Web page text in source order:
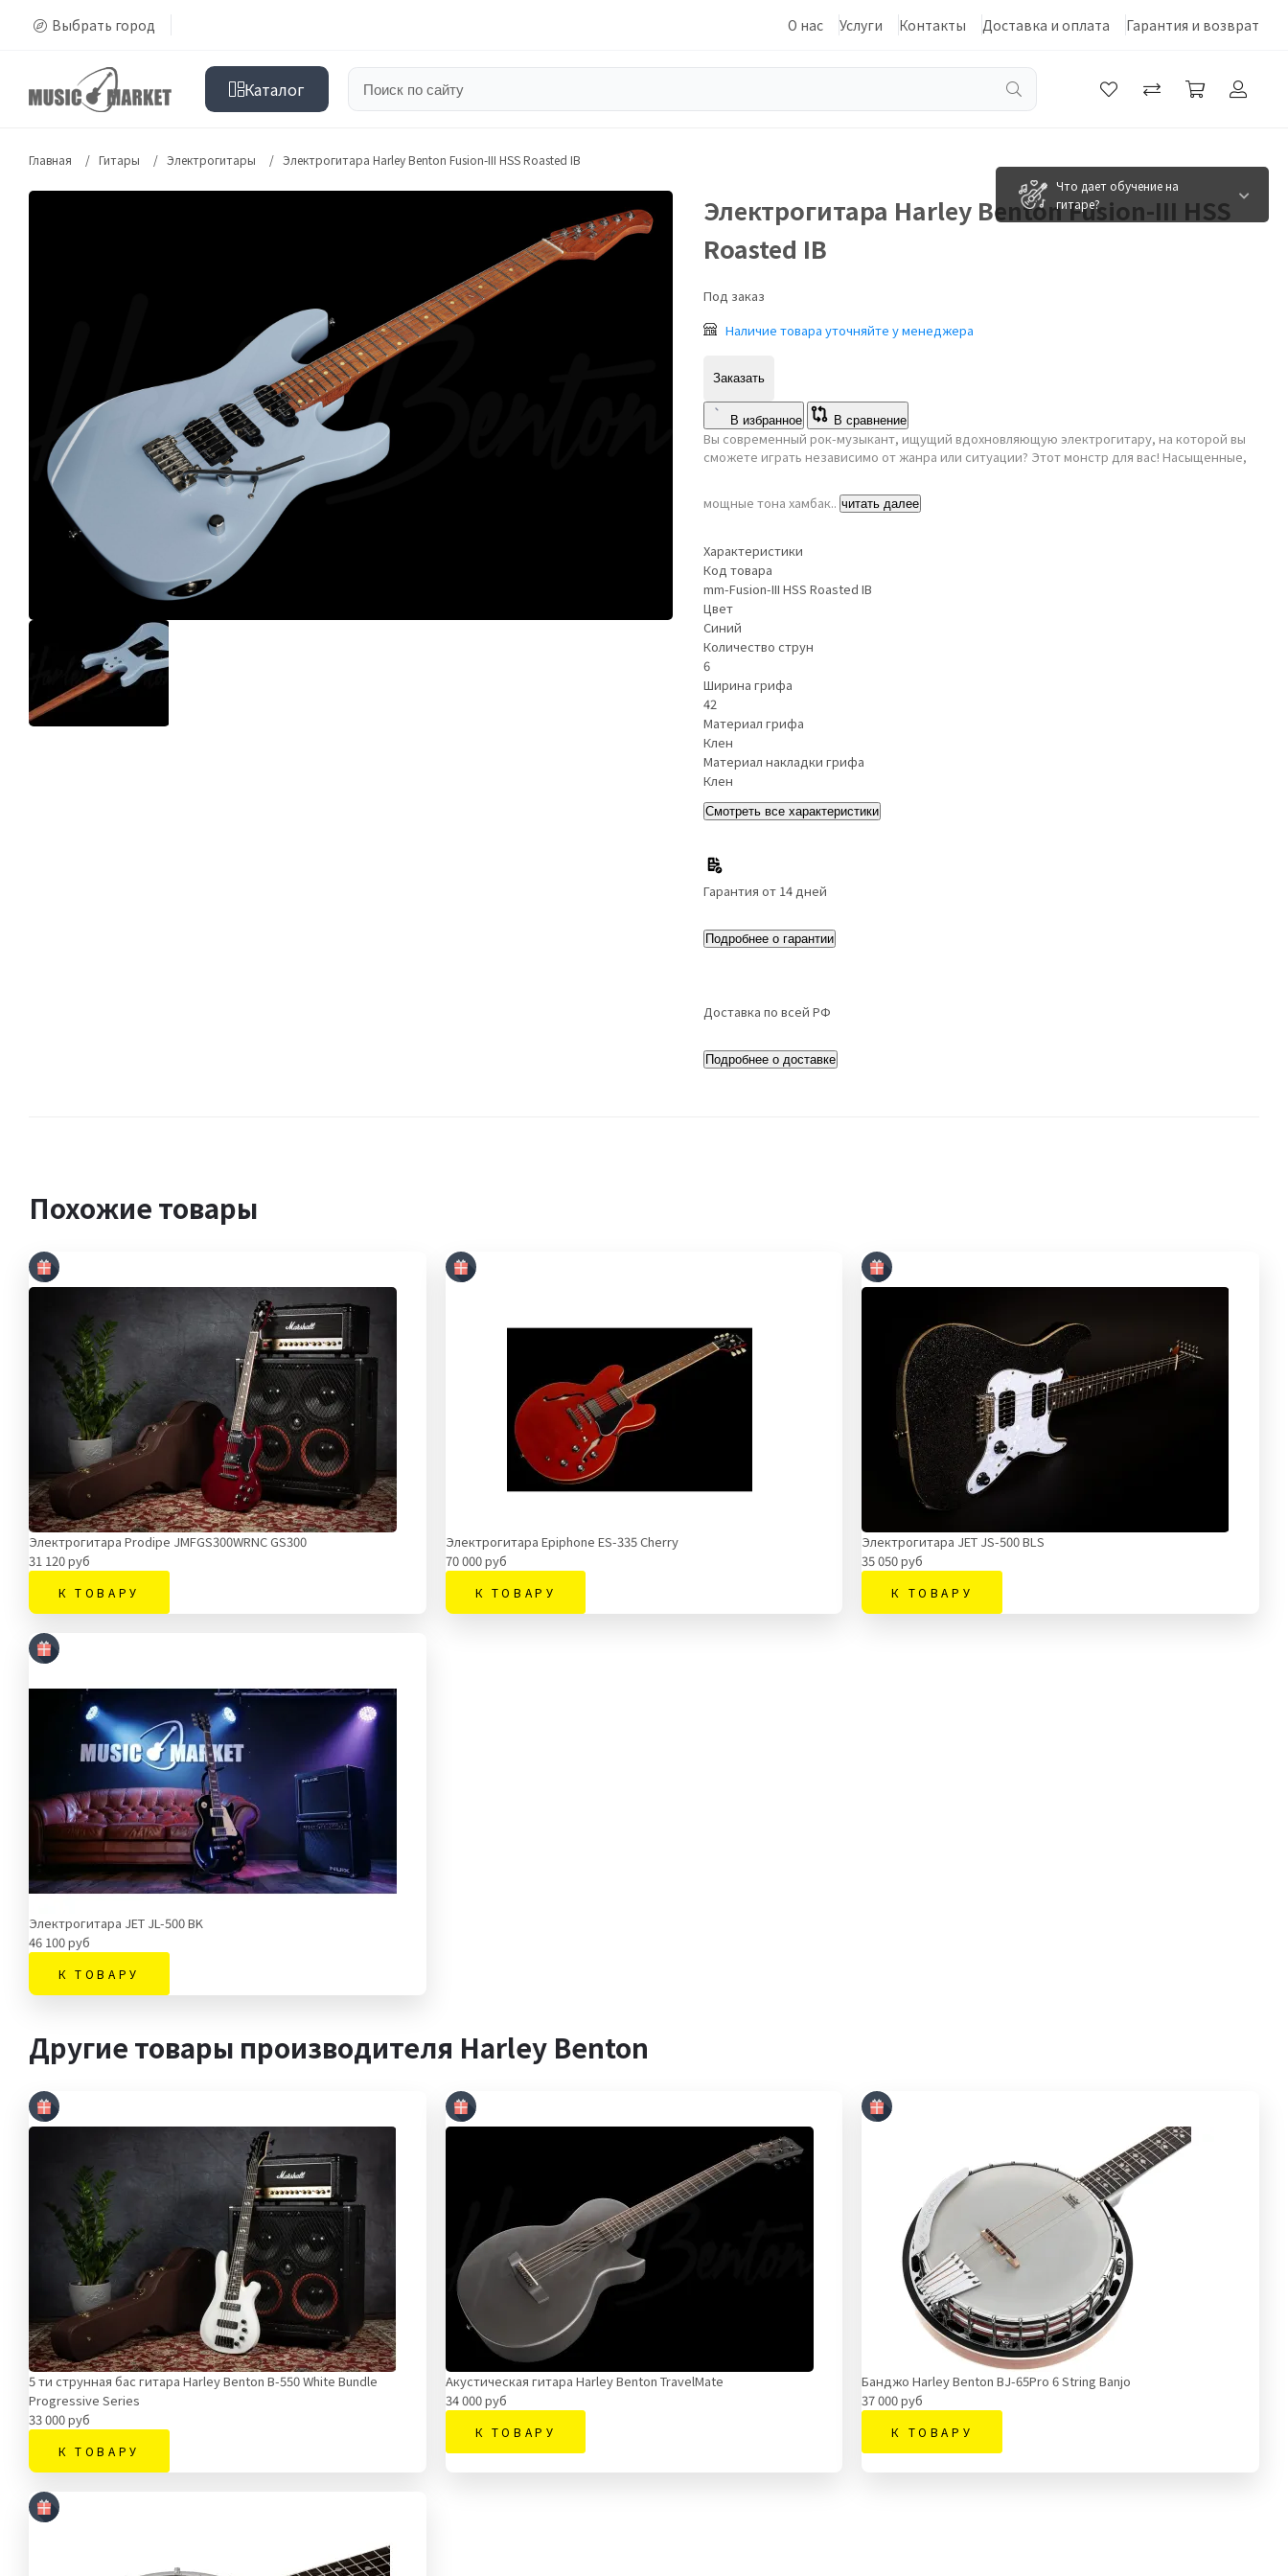
Выбрать город О нас Услуги Контакты Доставка и оплата Гарантия и возврат
Каталог
Главная Гитары Электрогитары
Электрогитара Harley Benton Fusion-III HSS Roasted IB
Что дает обучение на
гитаре?
Электрогитара Harley Benton Fusion-III HSS
Roasted IB
Под заказ
Наличие товара уточняйте у менеджера
Заказать
В избранное В сравнение
Вы современный рок-музыкант, ищущий вдохновляющую электрогитару, на которой вы
сможете играть независимо от жанра или ситуации? Этот монстр для вас! Насыщенные,
мощные тона хамбак.. читать далее
Характеристики
Код товара
mm-Fusion-III HSS Roasted IB
Цвет
Синий
Количество струн
6
Ширина грифа
42
Материал грифа
Клен
Материал накладки грифа
Клен
Смотреть все характеристики
Гарантия от 14 дней
Подробнее о гарантии
Доставка по всей РФ
Подробнее о доставке
Похожие товары
Электрогитара Prodipe JMFGS300WRNC GS300
31 120 руб
К ТОВАРУ
Электрогитара Epiphone ES-335 Cherry
70 000 руб
К ТОВАРУ
Электрогитара JET JS-500 BLS
35 050 руб
К ТОВАРУ
Электрогитара JET JL-500 BK
46 100 руб
К ТОВАРУ
Другие товары производителя Harley Benton
5 ти струнная бас гитара Harley Benton B-550 White Bundle
Progressive Series
33 000 руб
К ТОВАРУ
Акустическая гитара Harley Benton TravelMate
34 000 руб
К ТОВАРУ
Банджо Harley Benton BJ-65Pro 6 String Banjo
37 000 руб
К ТОВАРУ